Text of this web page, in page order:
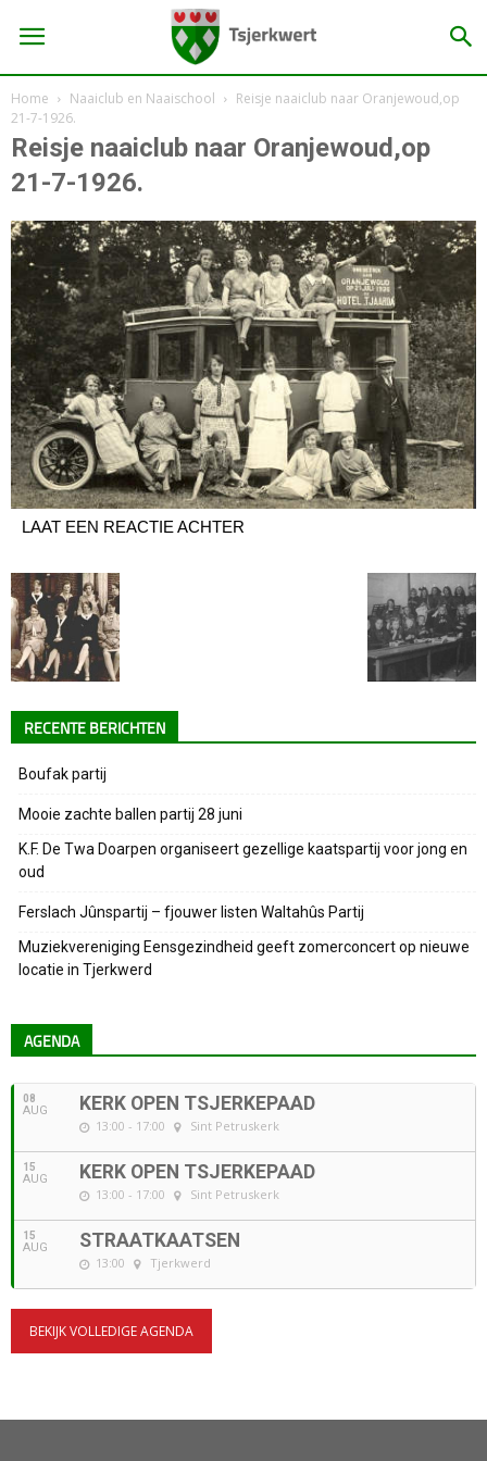
Home Naaiclub en Naaischool
Reisje naaiclub naar Oranjewoud,op
21-7-1926.
Reisje naaiclub naar Oranjewoud,op
21-7-1926.
LAAT EEN REACTIE ACHTER
RECENTE BERICHTEN
Boufak partij
Mooie zachte ballen partij 28 juni
K.F. De Twa Doarpen organiseert gezellige kaatspartij voor jong en
oud
Ferslach Jûnspartij – fjouwer listen Waltahûs Partij
Muziekvereniging Eensgezindheid geeft zomerconcert op nieuwe
locatie in Tjerkwerd
AGENDA
08
AUG KERK OPEN TSJERKEPAAD
13:00 - 17:00 Sint Petruskerk
15
AUG KERK OPEN TSJERKEPAAD
13:00 - 17:00 Sint Petruskerk
15
AUG STRAATKAATSEN
13:00 Tjerkwerd
BEKIJK VOLLEDIGE AGENDA